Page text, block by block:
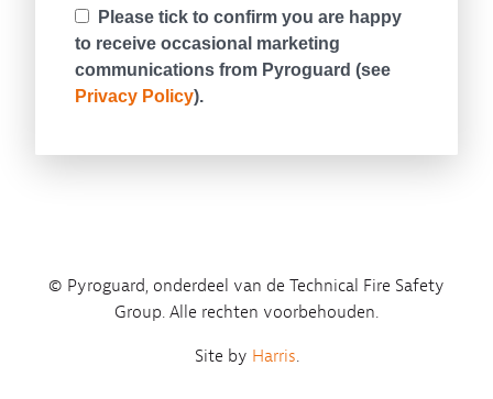
© Pyroguard, onderdeel van de Technical Fire Safety
Group. Alle rechten voorbehouden.
Site by Harris.